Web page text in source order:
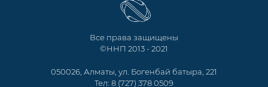
Все права защищены
©ННП 2013 - 2021
050026, Алматы, ул. Богенбай батыра, 221
Тел: 8 (727) 378 0509